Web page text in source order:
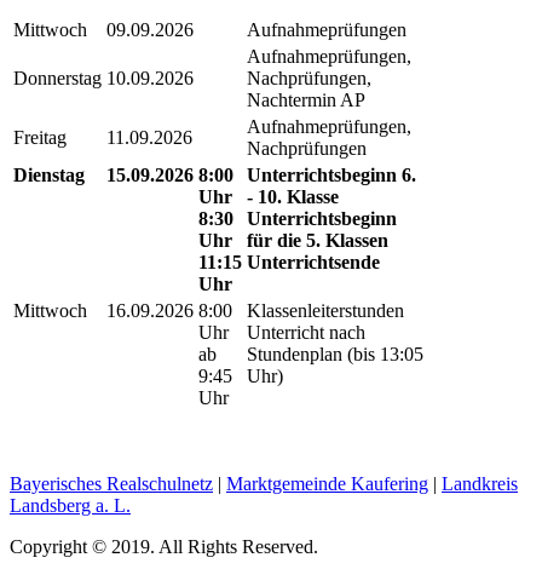
Mittwoch 09.09.2026 Aufnahmeprüfungen
Donnerstag 10.09.2026
Aufnahmeprüfungen,
Nachprüfungen,
Nachtermin AP
Freitag
11.09.2026
Aufnahmeprüfungen,
Nachprüfungen
Dienstag
15.09.2026 8:00
Uhr
8:30
Uhr
11:15
Uhr
Unterrichtsbeginn 6.
- 10. Klasse
Unterrichtsbeginn
für die 5. Klassen
Unterrichtsende
Mittwoch 16.09.2026 8:00
Uhr
ab
9:45
Uhr
Klassenleiterstunden
Unterricht nach
Stundenplan (bis 13:05
Uhr)
Bayerisches Realschulnetz | Marktgemeinde Kaufering | Landkreis
Landsberg a. L.
Copyright © 2019. All Rights Reserved.